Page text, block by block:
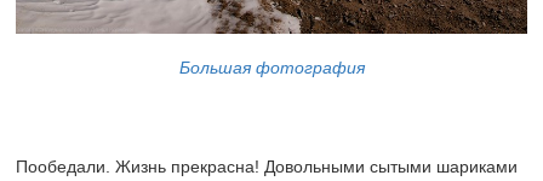
Большая фотография
Пообедали. Жизнь прекрасна! Довольными сытыми шариками